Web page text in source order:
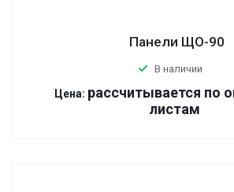
Панели ЩО-90
В наличии
Цена: рассчитывается по
листам